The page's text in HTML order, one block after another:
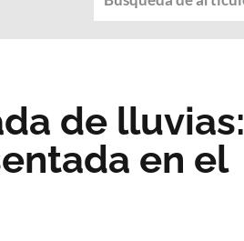
de lluvias:
en el